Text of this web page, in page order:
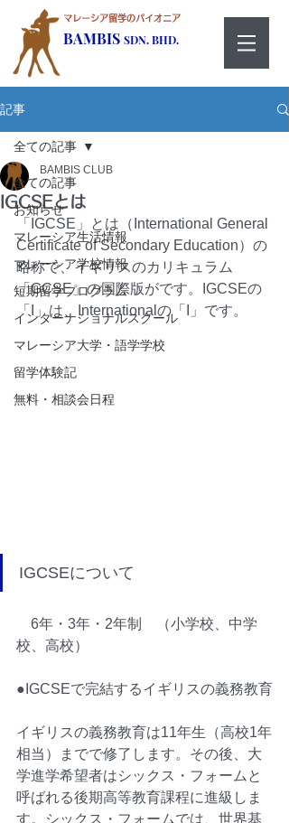
マレーシア留学のパイオニア
BAMBIS SDN. BHD.
記事
全ての記事
お知らせ
マレーシア生活情報
マレーシア学校情報
短期留学プログラム
インターナショナルスクール
マレーシア大学・語学学校
留学体験記
無料・相談会日程
全ての記事
IGCSEとは
BAMBIS CLUB
「IGCSE」とは（International General
Certificate of Secondary Education）の
略称で、イギリスのカリキュラム
「GCSE」の国際版がです。IGCSEの
「I」は、Internationalの「I」です。
IGCSEについて
6年・3年・2年制　（小学校、中学
校、高校）
●IGCSEで完結するイギリスの義務教育
イギリスの義務教育は11年生（高校1年
相当）までで修了します。その後、大
学進学希望者はシックス・フォームと
呼ばれる後期高等教育課程に進級しま
す。シックス・フォームでは、世界基